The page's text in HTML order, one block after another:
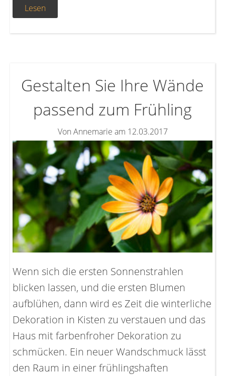
Lesen
Gestalten Sie Ihre Wände
passend zum Frühling
Von Annemarie am 12.03.2017
Wenn sich die ersten Sonnenstrahlen
blicken lassen, und die ersten Blumen
aufblühen, dann wird es Zeit die winterliche
Dekoration in Kisten zu verstauen und das
Haus mit farbenfroher Dekoration zu
schmücken. Ein neuer Wandschmuck lässt
den Raum in einer frühlingshaften